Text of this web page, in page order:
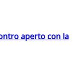
aperto con la